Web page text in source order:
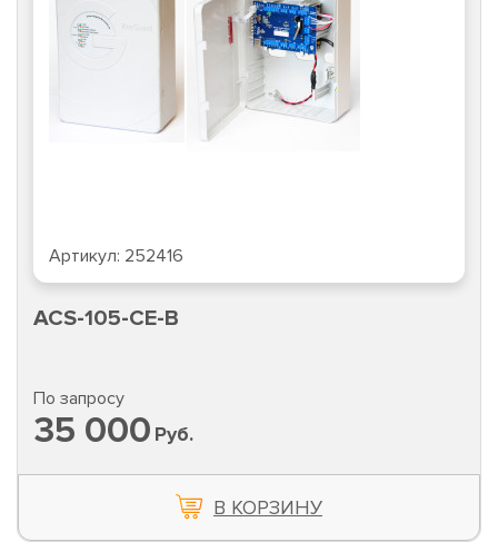
Артикул: 252416
ACS-105-CE-B
По запросу
35 000 Руб.
В КОРЗИНУ